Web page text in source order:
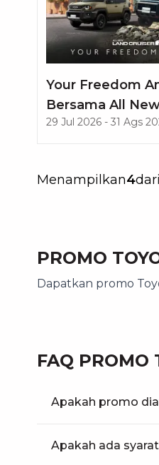
Your Freedom
Bersama All
Cruiser FJ
29 Jul 2026 - 31 Ags
Menampilkan4dari
PROMO
Dapatkan promo
FAQ PROMO
Apakah promo
Apakah ada